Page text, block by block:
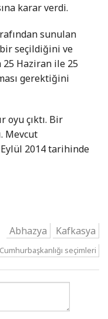
karar verdi.
sunulan
bir seçildiğini ve
25 Haziran ile 25
gerektiğini
oyu çıktı. Bir
Mevcut
2014 tarihinde
Abhazya
Kafkasya
Cumhurbaşkanlığı seçimleri